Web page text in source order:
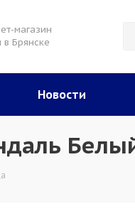
магазин
в Брянске
Новости